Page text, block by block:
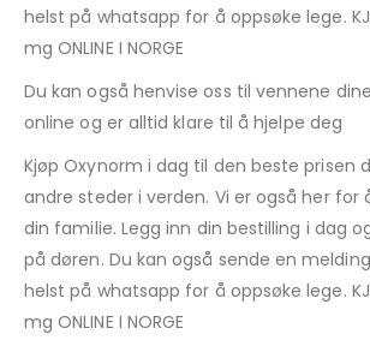
helst på whatsapp for å oppsøke lege.
mg ONLINE I NORGE
Du kan også henvise oss til vennene
online og er alltid klare til å hjelpe deg
Kjøp Oxynorm i dag til den beste prisen
andre steder i verden. Vi er også her for
din familie. Legg inn din bestilling i dag
på døren. Du kan også sende en
helst på whatsapp for å oppsøke lege.
mg ONLINE I NORGE